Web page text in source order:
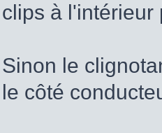
clips à
Sinon le
le côté